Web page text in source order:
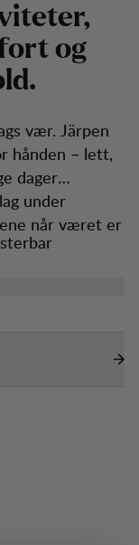
iteter,
ort og
ld.
vær. Järpen
hånden – lett,
dager
under
når været er